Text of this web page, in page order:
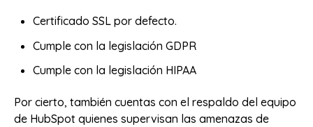
Certificado SSL por defecto.
Cumple con la legislación GDPR
Cumple con la legislación HIPAA
Por cierto, también cuentas con el respaldo del equipo
de HubSpot quienes supervisan las amenazas de